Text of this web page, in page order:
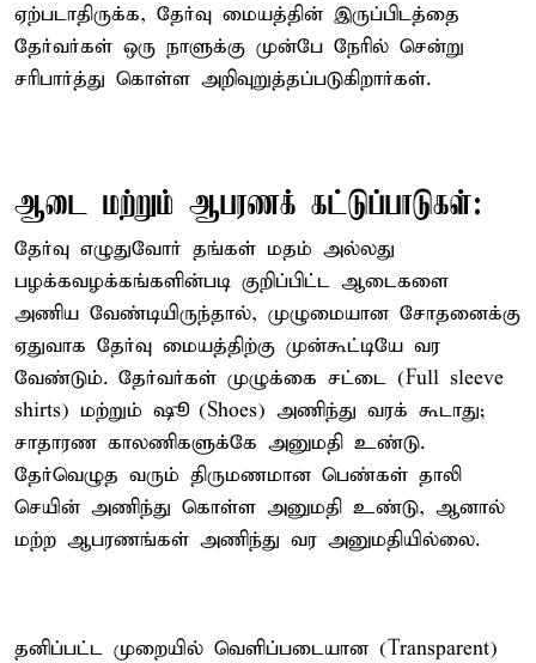
ஏற்படாதிருக்க, தேர்வு மையத்தின் இருப்பிடத்தை
தேர்வர்கள் ஒரு நாளுக்கு முன்பே நேரில் சென்று
சரிபார்த்து கொள்ள அறிவுறுத்தப்படுகிறார்கள்.
ஆடை மற்றும் ஆபரணக் கட்டுப்பாடுகள்:
தேர்வு எழுதுவோர் தங்கள் மதம் அல்லது
பழக்கவழக்கங்களின்படி குறிப்பிட்ட ஆடைகளை
அணிய வேண்டியிருந்தால், முழுமையான சோதனைக்கு
ஏதுவாக தேர்வு மையத்திற்கு முன்கூட்டியே வர
வேண்டும். தேர்வர்கள் முழுக்கை சட்டை (Full sleeve
shirts) மற்றும் ஷூ (Shoes) அணிந்து வரக் கூடாது;
சாதாரண காலணிகளுக்கே அனுமதி உண்டு.
தேர்வெழுத வரும் திருமணமான பெண்கள் தாலி
செயின் அணிந்து கொள்ள அனுமதி உண்டு, ஆனால்
மற்ற ஆபரணங்கள் அணிந்து வர அனுமதியில்லை.
தனிப்பட்ட முறையில் வெளிப்படையான (Transparent)